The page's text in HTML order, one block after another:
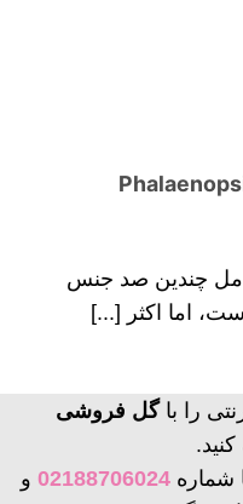
چندین صد جنس
اما اکثر [...]
را باگل فروشی
شماره 02188706024 و